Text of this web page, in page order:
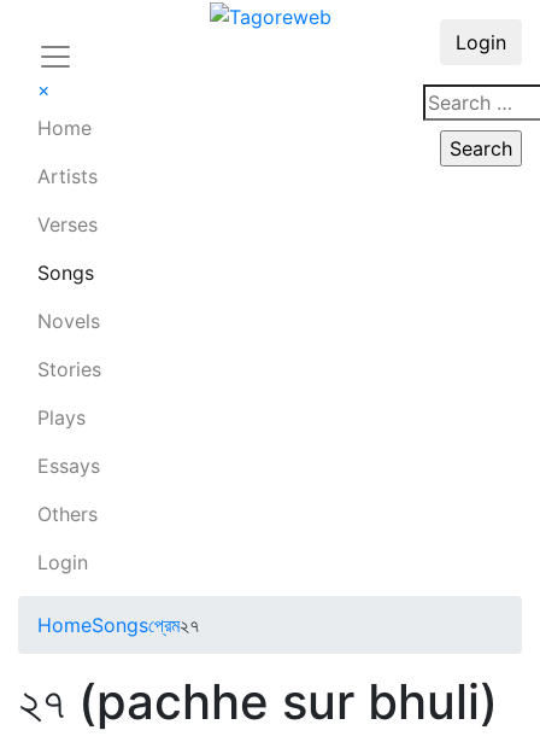
×
Home
Artists
Verses
Songs
Novels
Stories
Plays
Essays
Others
Login
Login
HomeSongsপ্রেম২৭
২৭ (pachhe sur bhuli)